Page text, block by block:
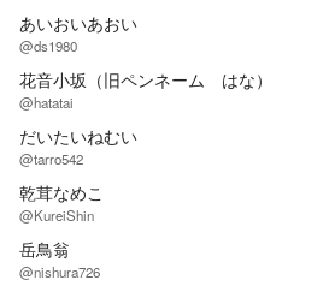
あいおいあおい
@ds1980
花音小坂（旧ペンネーム はな）
@hatatai
だいたいねむい
@tarro542
乾茸なめこ
@KureiShin
岳鳥翁
@nishura726